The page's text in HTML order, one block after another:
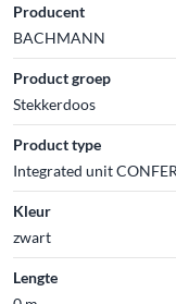
Producent
BACHMANN
Product groep
Stekkerdoos
Product type
Integrated unit
Kleur
zwart
Lengte